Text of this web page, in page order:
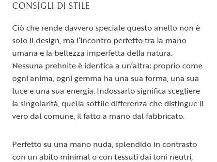
CONSIGLI DI STILE
Ciò che rende davvero speciale questo anello non è
solo il design, ma l’incontro perfetto tra la mano
umana e la bellezza imperfetta della natura.
Nessuna prehnite è identica a un’altra: proprio come
ogni anima, ogni gemma ha una sua forma, una sua
luce e una sua energia. Indossarlo significa scegliere
la singolarità, quella sottile differenza che distingue il
vero dal comune, il fatto a mano dal fabbricato.
Perfetto su una mano nuda, splendido in contrasto
con un abito minimal o con tessuti dai toni neutri,